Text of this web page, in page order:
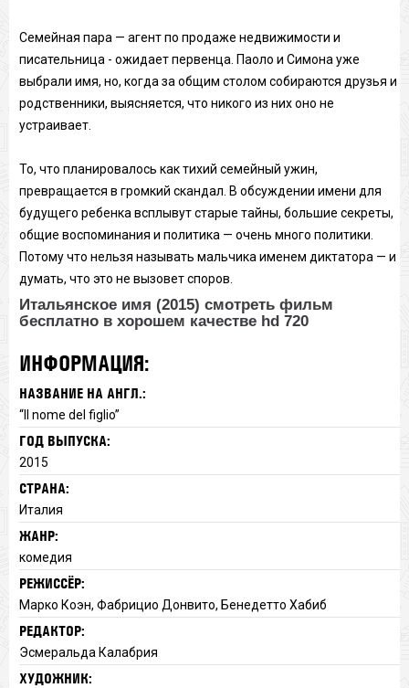
Семейная пара — агент по продаже недвижимости и
писательница - ожидает первенца. Паоло и Симона уже
выбрали имя, но, когда за общим столом собираются друзья и
родственники, выясняется, что никого из них оно не
устраивает.
То, что планировалось как тихий семейный ужин,
превращается в громкий скандал. В обсуждении имени для
будущего ребенка всплывут старые тайны, большие секреты,
общие воспоминания и политика — очень много политики.
Потому что нельзя называть мальчика именем диктатора — и
думать, что это не вызовет споров.
Итальянское имя (2015) смотреть фильм
бесплатно в хорошем качестве hd 720
ИНФОРМАЦИЯ:
НАЗВАНИЕ НА АНГЛ.:
“Il nome del figlio”
ГОД ВЫПУСКА:
2015
СТРАНА:
Италия
ЖАНР:
комедия
РЕЖИССЁР:
Марко Коэн, Фабрицио Донвито, Бенедетто Хабиб
РЕДАКТОР:
Эсмеральда Калабрия
ХУДОЖНИК: